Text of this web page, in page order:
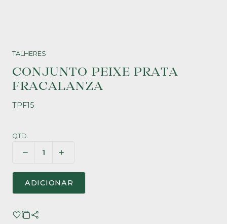
TALHERES
CONJUNTO PEIXE PRATA
FRACALANZA
TPF15
QTD.
ADICIONAR